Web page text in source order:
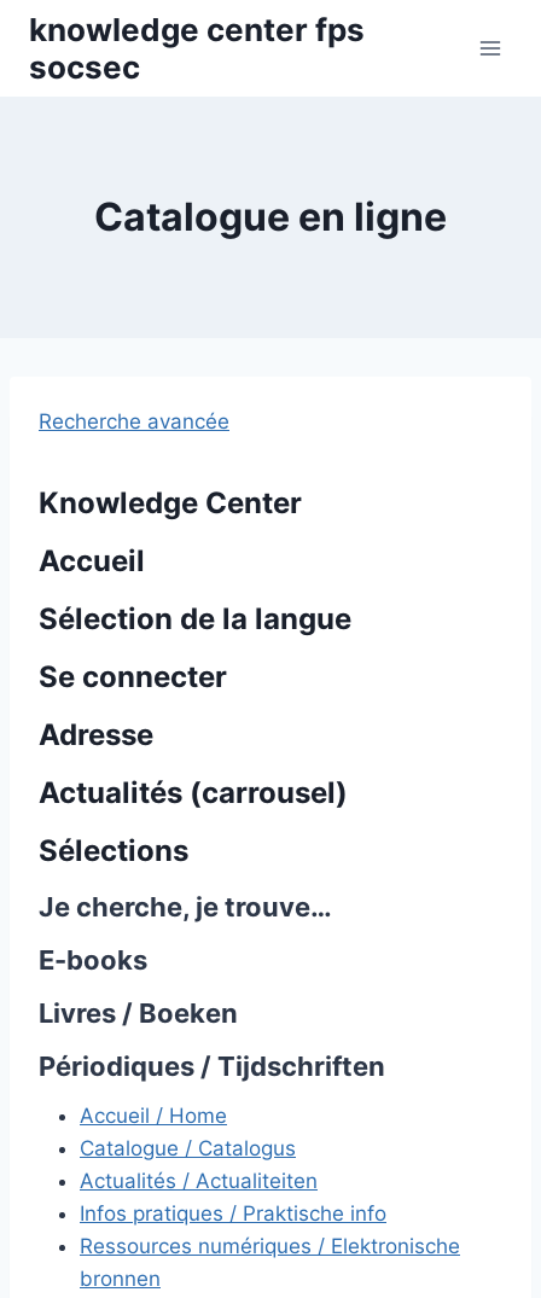
Skip
content
knowledge center fps
socsec
Catalogue en ligne
Recherche avancée
Knowledge Center
Accueil
Sélection de la langue
Se connecter
Adresse
Actualités (carrousel)
Sélections
Je cherche, je trouve…
E-books
Livres / Boeken
Périodiques / Tijdschriften
Accueil / Home
Catalogue / Catalogus
Actualités / Actualiteiten
Infos pratiques / Praktische info
Ressources numériques / Elektronische
bronnen